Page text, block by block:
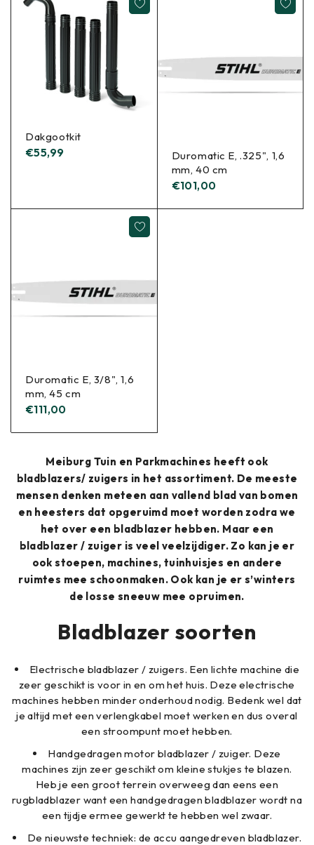
Dakgootkit
€55,99
Duromatic E, .325", 1,6
mm, 40 cm
€101,00
Duromatic E, 3/8", 1,6
mm, 45 cm
€111,00
Meiburg Tuin en Parkmachines heeft ook
bladblazers/ zuigers in het assortiment. De meeste
mensen denken meteen aan vallend blad van bomen
en heesters dat opgeruimd moet worden zodra we
het over een bladblazer hebben. Maar een
bladblazer / zuiger is veel veelzijdiger. Zo kan je er
ook stoepen, machines, tuinhuisjes en andere
ruimtes mee schoonmaken. Ook kan je er s’winters
de losse sneeuw mee opruimen.
Bladblazer soorten
Electrische bladblazer / zuigers. Een lichte machine die
zeer geschikt is voor in en om het huis. Deze electrische
machines hebben minder onderhoud nodig. Bedenk wel dat
je altijd met een verlengkabel moet werken en dus overal
een stroompunt moet hebben.
Handgedragen motor bladblazer / zuiger. Deze
machines zijn zeer geschikt om kleine stukjes te blazen.
Heb je een groot terrein overweeg dan eens een
rugbladblazer want een handgedragen bladblazer wordt na
een tijdje ermee gewerkt te hebben wel zwaar.
De nieuwste techniek: de accu aangedreven bladblazer.